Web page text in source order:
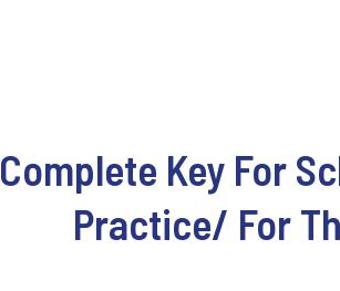
Complete Key For
Practice/ For